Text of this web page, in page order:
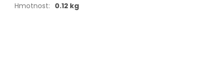
Hmotnost: 0.12 kg